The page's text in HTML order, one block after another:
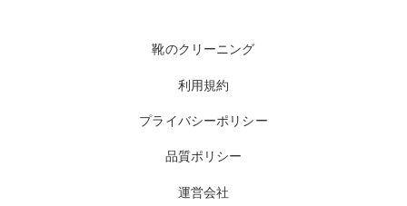
靴のクリーニング
利用規約
プライバシーポリシー
品質ポリシー
運営会社